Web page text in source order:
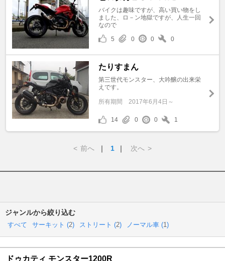
バイクは趣味ですが、高い買い物をし
ました、ロ－ン地獄ですが、人生一回
なので
5
0 0 0
たりすまん
第三世代モンスター、大吟醸の出来栄
えです。
所有期間 2017年6月4日～
14 0 0 1
< 前へ ｜ 1 ｜ 次へ >
ジャンルから絞り込む
すべて サーキット (2) ストリート (2) ノーマル車 (1)
ドゥカティ モンスター1200R